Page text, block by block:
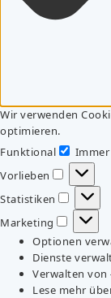
Wir verwenden
optimieren.
Funktional
Vorlieben
Statistiken
Marketing
Optionen
Dienste
Verwalten
Lese mehr